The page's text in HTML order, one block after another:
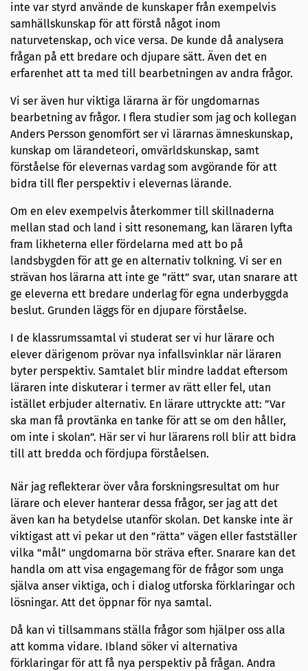
inte var styrd använde de kunskaper från exempelvis
samhällskunskap för att förstå något inom
naturvetenskap, och vice versa. De kunde då analysera
frågan på ett bredare och djupare sätt. Även det en
erfarenhet att ta med till bearbetningen av andra frågor.
Vi ser även hur viktiga lärarna är för ungdomarnas
bearbetning av frågor. I flera studier som jag och kollegan
Anders Persson genomfört ser vi lärarnas ämneskunskap,
kunskap om lärandeteori, omvärldskunskap, samt
förståelse för elevernas vardag som avgörande för att
bidra till fler perspektiv i elevernas lärande.
Om en elev exempelvis återkommer till skillnaderna
mellan stad och land i sitt resonemang, kan läraren lyfta
fram likheterna eller fördelarna med att bo på
landsbygden för att ge en alternativ tolkning. Vi ser en
strävan hos lärarna att inte ge ”rätt” svar, utan snarare att
ge eleverna ett bredare underlag för egna underbyggda
beslut. Grunden läggs för en djupare förståelse.
I de klassrumssamtal vi studerat ser vi hur lärare och
elever därigenom prövar nya infallsvinklar när läraren
byter perspektiv. Samtalet blir mindre laddat eftersom
läraren inte diskuterar i termer av rätt eller fel, utan
istället erbjuder alternativ. En lärare uttryckte att: ”Var
ska man få provtänka en tanke för att se om den håller,
om inte i skolan”. Här ser vi hur lärarens roll blir att bidra
till att bredda och fördjupa förståelsen.
När jag reflekterar över våra forskningsresultat om hur
lärare och elever hanterar dessa frågor, ser jag att det
även kan ha betydelse utanför skolan. Det kanske inte är
viktigast att vi pekar ut den ”rätta” vägen eller fastställer
vilka ”mål” ungdomarna bör sträva efter. Snarare kan det
handla om att visa engagemang för de frågor som unga
själva anser viktiga, och i dialog utforska förklaringar och
lösningar. Att det öppnar för nya samtal.
Då kan vi tillsammans ställa frågor som hjälper oss alla
att komma vidare. Ibland söker vi alternativa
förklaringar för att få nya perspektiv på frågan. Andra